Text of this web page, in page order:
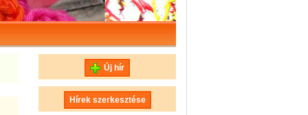
Új hír
Hírek szerkesztése